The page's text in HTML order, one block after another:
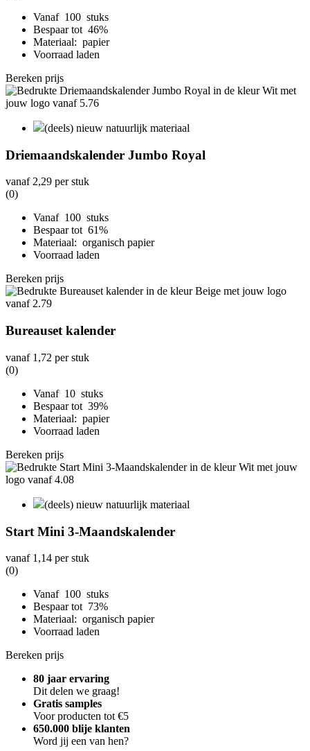
Vanaf 100 stuks
Bespaar tot 46%
Materiaal: papier
Voorraad laden
Bereken prijs
(deels) nieuw natuurlijk materiaal
Driemaandskalender Jumbo Royal
vanaf2,29 per stuk
(0)
Vanaf 100 stuks
Bespaar tot 61%
Materiaal: organisch papier
Voorraad laden
Bereken prijs
Bureauset kalender
vanaf 1,72 per stuk
(0)
Vanaf 10 stuks
Bespaar tot 39%
Materiaal: papier
Voorraad laden
Bereken prijs
(deels) nieuw natuurlijk materiaal
Start Mini 3-Maandskalender
vanaf 1,14 per stuk
(0)
Vanaf 100 stuks
Bespaar tot 73%
Materiaal: organisch papier
Voorraad laden
Bereken prijs
80 jaar ervaring
Dit delen we graag!
Gratis samples
Voor producten tot €5
650.000 blije klanten
Word jij een van hen?